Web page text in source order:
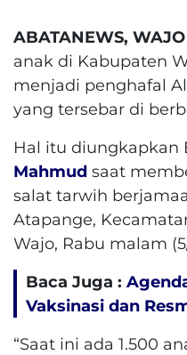
ABATANEWS, WAJO
anak di Kabupaten
menjadi penghafal
yang tersebar di
Hal itu diungkapkan
Mahmud saat
salat tarwih
Atapange,
Wajo, Rabu malam
Baca Juga :
Vaksinasi dan
“Saat ini ada 1.500